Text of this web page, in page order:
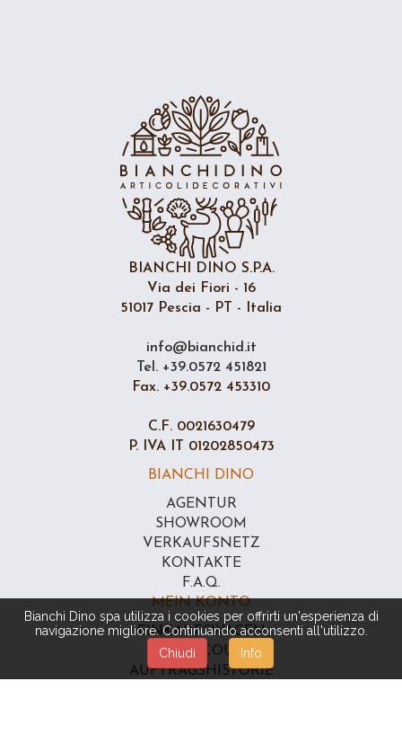
Bianchi Dino spa utilizza i cookies per offrirti un'esperienza di
navigazione migliore. Continuando acconsenti all'utilizzo.
Chiudi
Info
BIANCHI DINO S.P.A.
Via dei Fiori - 16
51017 Pescia - PT - Italia
info@bianchid.it
Tel. +39.0572 451821
Fax. +39.0572 453310
C.F. 0021630479
P. IVA IT 01202850473
BIANCHI DINO
AGENTUR
SHOWROOM
VERKAUFSNETZ
KONTAKTE
F.A.Q.
MEIN KONTO
EINKAUFSWAGEN
DATI ACCOUNT
AUFTRAGSHISTORIE